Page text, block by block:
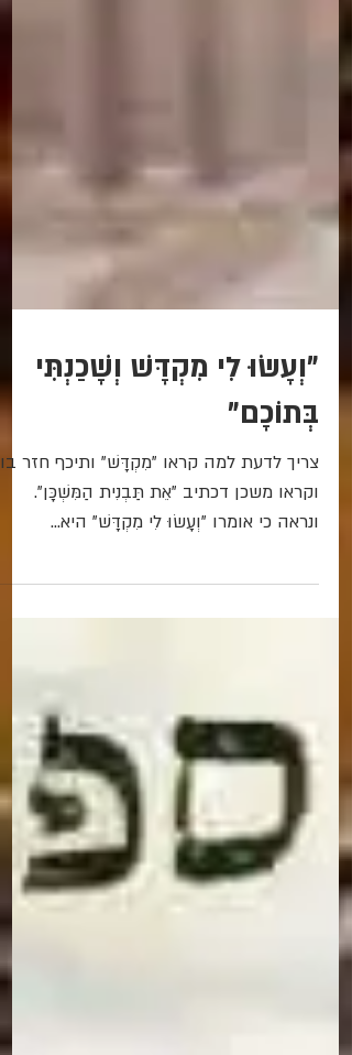
"וְעָשׂוּ לִי מִקְדָּשׁ וְשָׁכַנְתִּי
בְּתוֹכָם"
וקראו משכן דכתיב "אֵת תַּבְנִית הַמִּשְׁכָּן".
ונראה כי אומרו "וְעָשׂוּ לִי מִקְדָּשׁ" היא...